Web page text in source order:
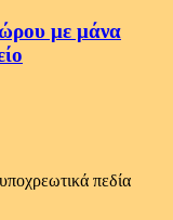
με μάνα
πεδία